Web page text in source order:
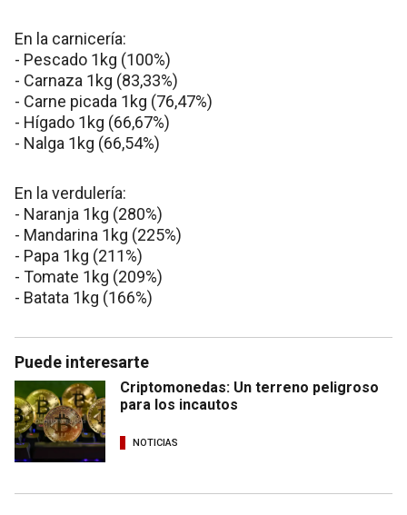
En la carnicería:
- Pescado 1kg (100%)
- Carnaza 1kg (83,33%)
- Carne picada 1kg (76,47%)
- Hígado 1kg (66,67%)
- Nalga 1kg (66,54%)
En la verdulería:
- Naranja 1kg (280%)
- Mandarina 1kg (225%)
- Papa 1kg (211%)
- Tomate 1kg (209%)
- Batata 1kg (166%)
Puede interesarte
Criptomonedas: Un terreno peligroso
para los incautos
NOTICIAS